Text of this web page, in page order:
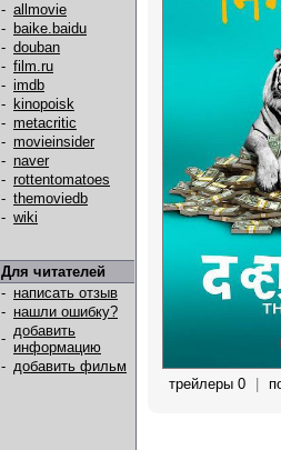
- allmovie
- baike.baidu
- douban
- film.ru
- imdb
- kinopoisk
- metacritic
- movieinsider
- naver
- rottentomatoes
- themoviedb
- wiki
Для читателей
- написать отзыв
- нашли ошибку?
- добавить
информацию
- добавить фильм
трейлеры 0